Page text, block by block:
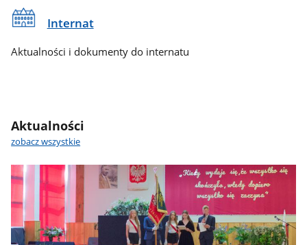
Internat
Aktualności i dokumenty do internatu
Aktualności
zobacz wszystkie